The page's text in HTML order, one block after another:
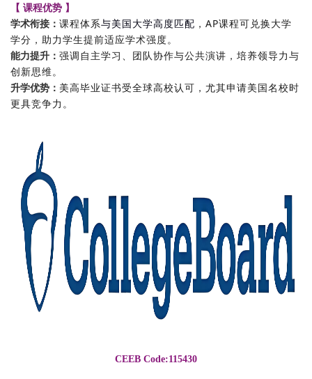
【 课程优势 】
学术衔接： 课程体系与美国大学高度匹配 ，AP课程可兑换大学
学分，助力学生提前适应学术强度。
能力提升： 强调自主学习、团队协作与公共演讲，培养领导力与
创新思维。
升学优势： 美高毕业证书受全球高校认可，尤其申请美国名校时
更具竞争力。
CEEB Code:115430